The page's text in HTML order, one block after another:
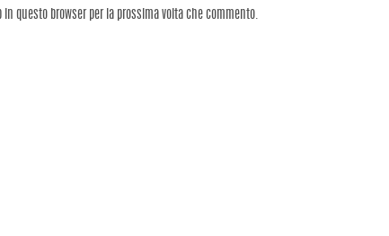
in questo browser per la prossima volta che commento.